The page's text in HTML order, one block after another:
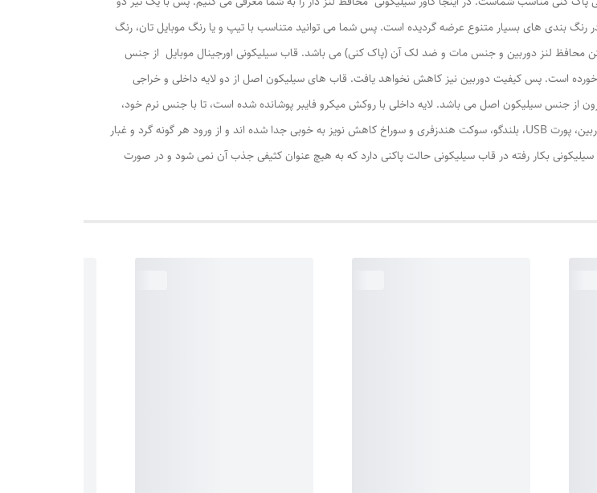
رنگ بندی های بسیار متنوع عرضه گردیده است. پس شما می توانید متناسب با تیپ و یا رنگ موبایل تان، رنگ
محافظ لنز دوربین و جنس مات و ضد لک آن (پاک کنی) می باشد. قاب سیلیکونی اورجینال موبایل از جنس
است. پس کیفیت دوربین نیز کاهش نخواهد یافت. قاب های سیلیکون اصل از دو لایه داخلی و خراجی
از جنس سیلیکون اصل می باشد. لایه داخلی با روکش میکرو فایبر پوشانده شده است، تا با جنس نرم خود،
گوشی را در برابر سخت ترین ضربه ها محافظت کند. شیار های دکمه ها، لنز و فلش دوربین، پورت USB، بلندگو، سوکت هندزفری و سوراخ کاهش نویز به خوبی جدا شده اند و از ورود هر گونه گرد و غبار
بکار رفته در قاب سیلیکونی حالت پاکنی دارد که به هیچ عنوان کثیفی جذب آن نمی شود و در صورت